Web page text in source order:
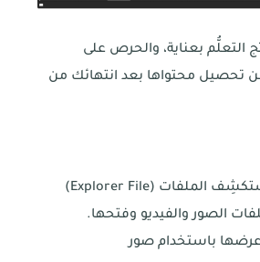
التعلُّم بعناية، والحرص على
من تحصيل محتواها بعد انتهائك من
استخدام مستكشِف الملفات (Explorer File)
الصور والفيديو وفتحها.
باستخدام صور